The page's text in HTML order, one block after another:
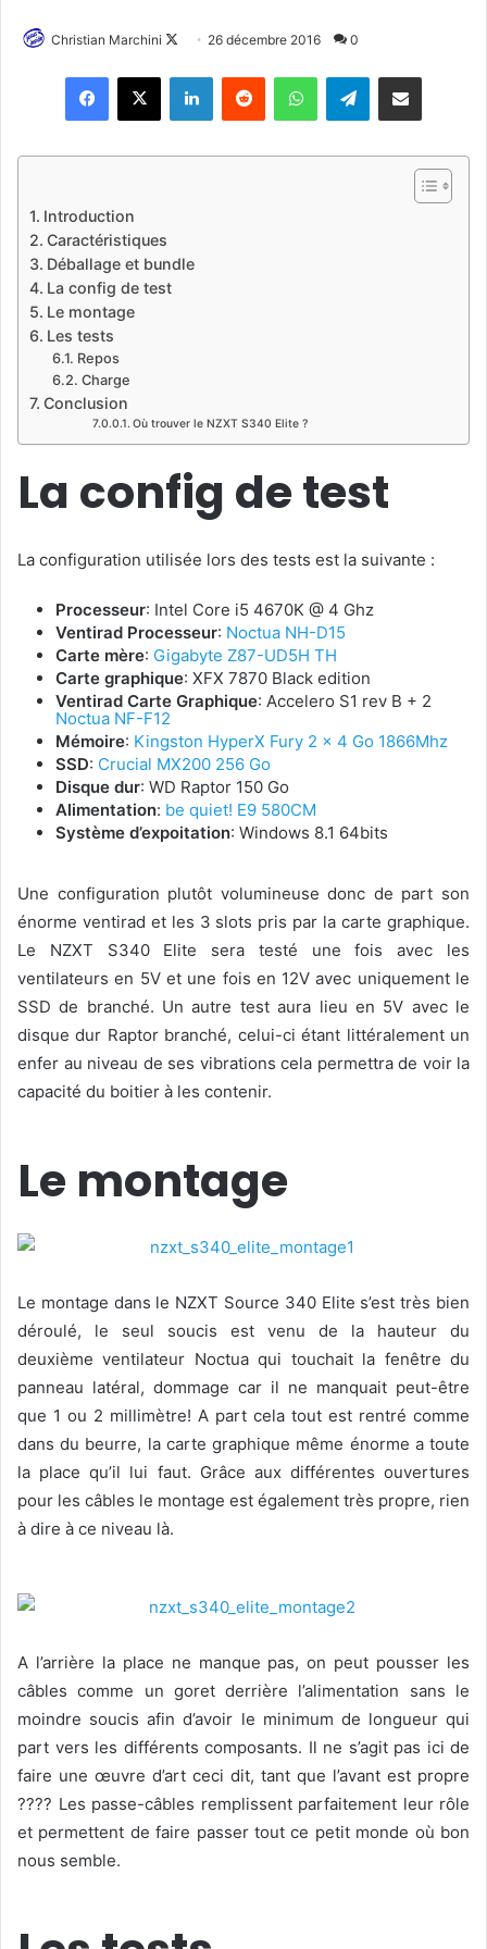
Christian Marchini
l
26 décembre 2016 0
Telegram
Introduction
Caractéristiques
Déballage et bundle
La config de test
Le montage
Les tests
Repos
Charge
Conclusion
Où trouver le NZXT S340 Elite ?
La config de test
La configuration utilisée lors des tests est la suivante :
Processeur: Intel Core i5 4670K @ 4 Ghz
Ventirad Processeur: Noctua NH-D15
Carte mère: Gigabyte Z87-UD5H TH
Carte graphique: XFX 7870 Black edition
Ventirad Carte Graphique: Accelero S1 rev B + 2
Noctua NF-F12
Mémoire: Kingston HyperX Fury 2 x 4 Go 1866Mhz
SSD: Crucial MX200 256 Go
Disque dur: WD Raptor 150 Go
Alimentation: be quiet! E9 580CM
Système d’expoitation: Windows 8.1 64bits
Une configuration plutôt volumineuse donc de part son
énorme ventirad et les 3 slots pris par la carte graphique.
Le NZXT S340 Elite sera testé une fois avec les
ventilateurs en 5V et une fois en 12V avec uniquement le
SSD de branché. Un autre test aura lieu en 5V avec le
disque dur Raptor branché, celui-ci étant littéralement un
enfer au niveau de ses vibrations cela permettra de voir la
capacité du boitier à les contenir.
Le montage
Le montage dans le NZXT Source 340 Elite s’est très bien
déroulé, le seul soucis est venu de la hauteur du
deuxième ventilateur Noctua qui touchait la fenêtre du
panneau latéral, dommage car il ne manquait peut-être
que 1 ou 2 millimètre! A part cela tout est rentré comme
dans du beurre, la carte graphique même énorme a toute
la place qu’il lui faut. Grâce aux différentes ouvertures
pour les câbles le montage est également très propre, rien
à dire à ce niveau là.
A l’arrière la place ne manque pas, on peut pousser les
câbles comme un goret derrière l’alimentation sans le
moindre soucis afin d’avoir le minimum de longueur qui
part vers les différents composants. Il ne s’agit pas ici de
faire une œuvre d’art ceci dit, tant que l’avant est propre
???? Les passe-câbles remplissent parfaitement leur rôle
et permettent de faire passer tout ce petit monde où bon
nous semble.